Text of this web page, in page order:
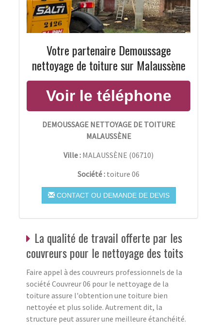
Votre partenaire Demoussage
nettoyage de toiture sur Malaussène
DEMOUSSAGE NETTOYAGE DE TOITURE
MALAUSSÈNE
Ville : MALAUSSÈNE (06710)
Société : toiture 06
CONTACT OU DEMANDE DE DEVIS
La qualité de travail offerte par les
couvreurs pour le nettoyage des toits
Faire appel à des couvreurs professionnels de la
société Couvreur 06 pour le nettoyage de la
toiture assure l'obtention une toiture bien
nettoyée et plus solide. Autrement dit, la
structure peut assurer une meilleure étanchéité.